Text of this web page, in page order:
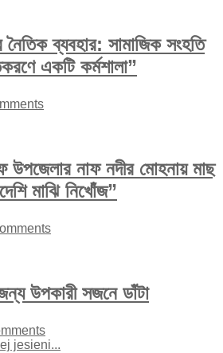
নৈতিক ব্যবহার: সামাজিক সংহতি
একটি কর্মশালা”
উপজেলার নাফ নদীর মোহনায় মাছ
মাঝি নিখোঁজ”
উপকারী সজনে ডাঁটা
jesieni...